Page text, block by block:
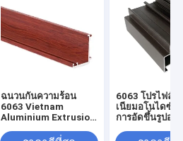
ฉนวนกันความร้อน
6063 Vietnam
Aluminium Extrusion
6063 โปรไฟล์ค
เนียมอโนไดซ์
การอัดขึ้นรูปอลู